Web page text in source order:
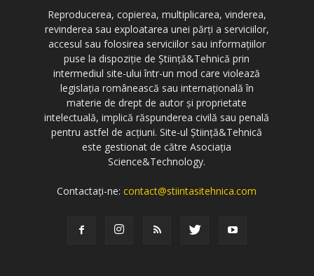
Reproducerea, copierea, multiplicarea, vinderea,
revinderea sau exploatarea unei părți a serviciilor,
accesul sau folosirea serviciilor sau informațiilor
puse la dispoziție de Știință&Tehnică prin
intermediul site-ului într-un mod care violează
legislația românească sau internațională în
materie de drept de autor și proprietate
intelectuală, implică răspunderea civilă sau penală
pentru astfel de acțiuni. Site-ul Știință&Tehnică
este gestionat de către Asociația
Science&Technology.
Contactați-ne:contact@stiintasitehnica.com